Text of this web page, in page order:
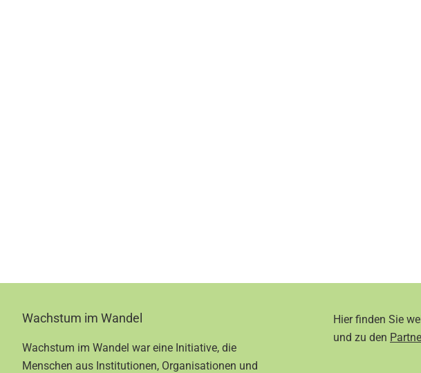
FooterWachstum im Wandel
Wachstum im Wandel war eine Initiative, die
Menschen aus Institutionen, Organisationen und
Hier finden Sie
und zu den